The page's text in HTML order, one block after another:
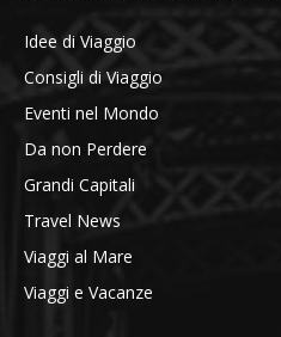
Idee di Viaggio
Consigli di Viaggio
Eventi nel Mondo
Da non Perdere
Grandi Capitali
Travel News
Viaggi al Mare
Viaggi e Vacanze